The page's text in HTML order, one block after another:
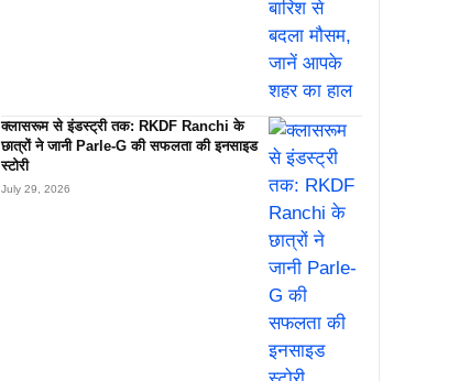
क्लासरूम से इंडस्ट्री तक: RKDF Ranchi के
छात्रों ने जानी Parle-G की सफलता की इनसाइड
स्टोरी
July 29, 2026